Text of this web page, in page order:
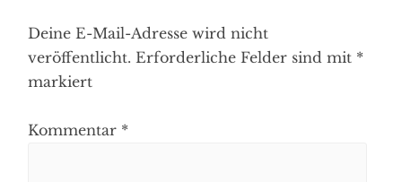
KRISE
,
MARRIAGE
Deine E-Mail-Adresse wird nicht
veröffentlicht. Erforderliche Felder sind mit *
markiert
Kommentar *